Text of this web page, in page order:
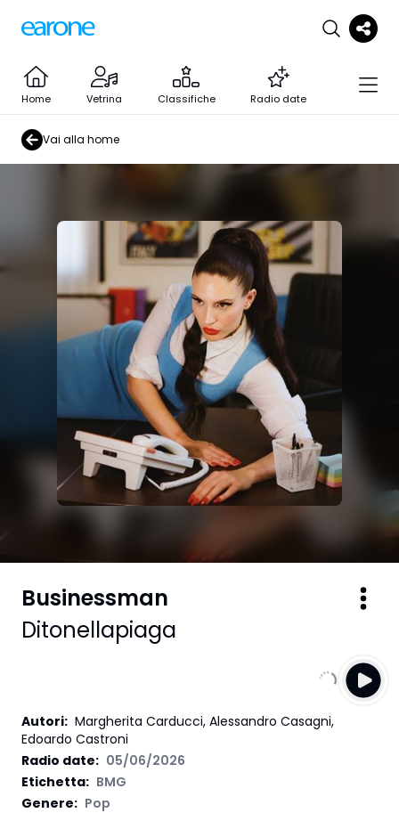
Home Vetrina Classifiche Radio date
Vai alla home
Businessman
Ditonellapiaga
Autori: Margherita Carducci, Alessandro Casagni,
Edoardo Castroni
Radio date: 05/06/2026
Etichetta: BMG
Genere: Pop